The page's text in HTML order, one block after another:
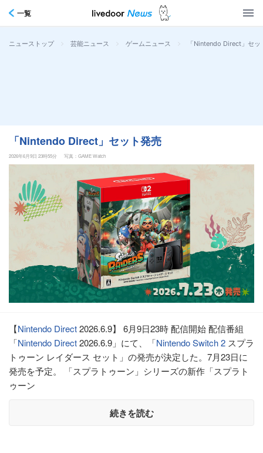
一覧
ニューストップ > 芸能ニュース > ゲームニュース > 「Nintendo Direct」セッ
「Nintendo Direct」セット発売
2026年6月9日 23時55分 写真：GAME Watch
【Nintendo Direct2026.6.9】 6月9日23時 配信開始 配信番組
「Nintendo Direct2026.6.9」にて、「Nintendo Switch 2 スプラ
トゥーン レイダース セット」の発売が決定した。7月23日に
発売を予定。 「スプラトゥーン」シリーズの新作「スプラト
ゥーン
続きを読む